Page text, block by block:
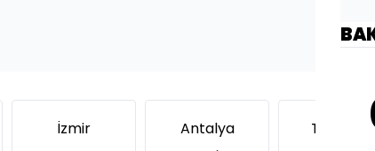
İzmir Antalya Trabzon